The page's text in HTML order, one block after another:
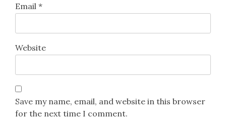
Email *
Website
Save my name, email, and website in this browser
for the next time I comment.